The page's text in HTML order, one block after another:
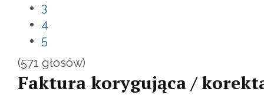
3
4
5
(571 głosów)
Faktura korygująca /